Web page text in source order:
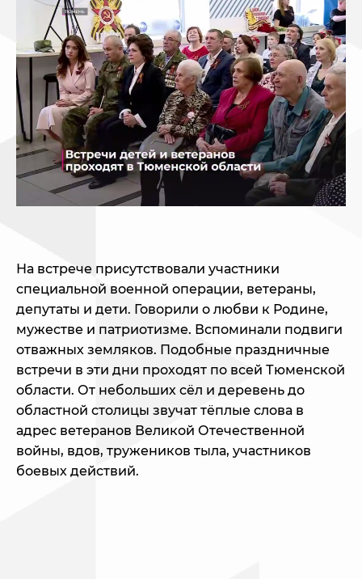
На встрече присутствовали участники
специальной военной операции, ветераны,
депутаты и дети. Говорили о любви к Родине,
мужестве и патриотизме. Вспоминали подвиги
отважных земляков. Подобные праздничные
встречи в эти дни проходят по всей Тюменской
области. От небольших сёл и деревень до
областной столицы звучат тёплые слова в
адрес ветеранов Великой Отечественной
войны, вдов, тружеников тыла, участников
боевых действий.